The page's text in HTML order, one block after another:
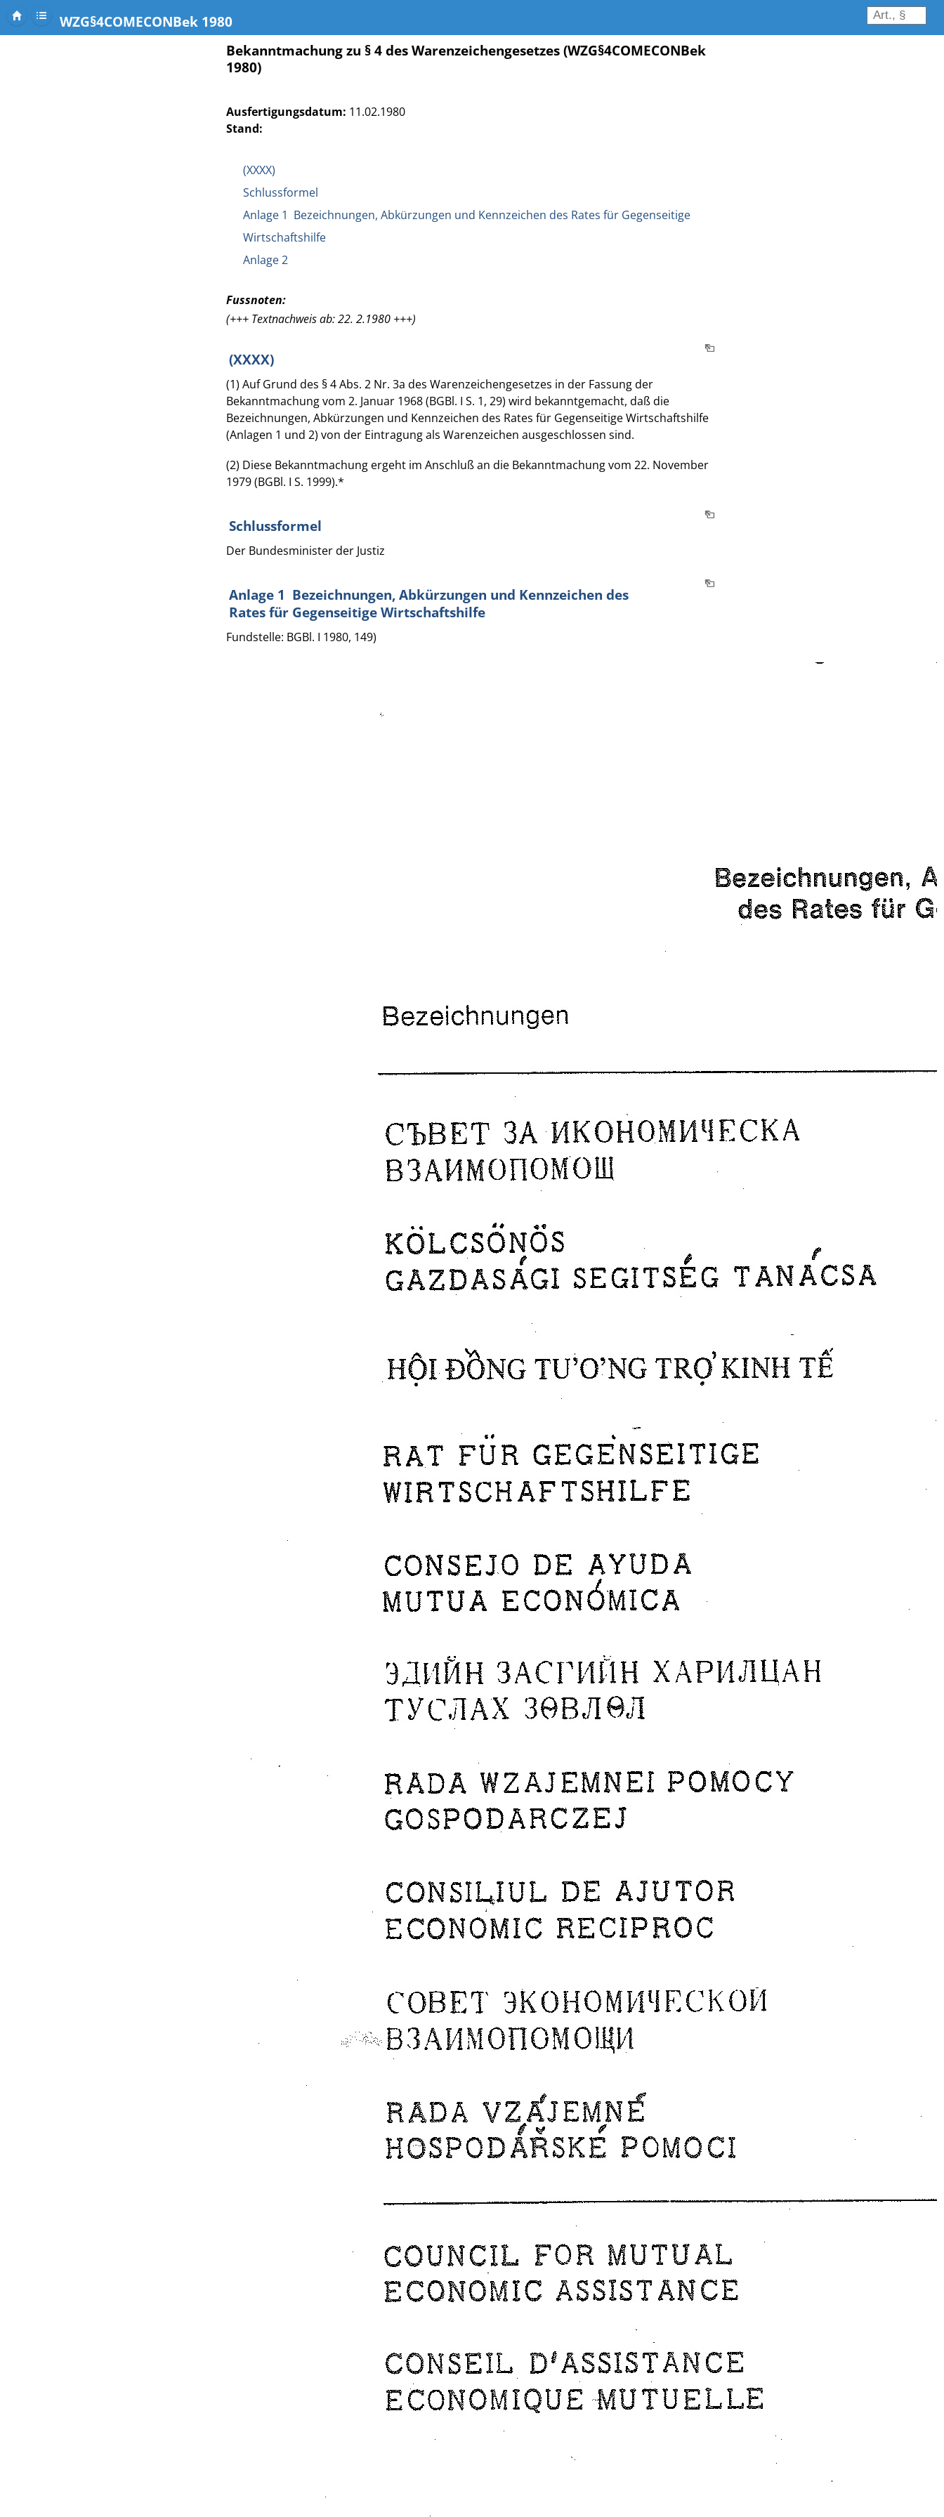
WZG§4COMECONBek 1980
Bekanntmachung zu § 4 des Warenzeichengesetzes (WZG§4COMECONBek
1980)
Ausfertigungsdatum: 11.02.1980
Stand:
(XXXX)
Schlussformel
Anlage 1 Bezeichnungen, Abkürzungen und Kennzeichen des Rates für Gegenseitige
Wirtschaftshilfe
Anlage 2
Fussnoten:
(+++ Textnachweis ab: 22. 2.1980 +++)
(XXXX)
(1) Auf Grund des § 4 Abs. 2 Nr. 3a des Warenzeichengesetzes in der Fassung der
Bekanntmachung vom 2. Januar 1968 (BGBl. I S. 1, 29) wird bekanntgemacht, daß die
Bezeichnungen, Abkürzungen und Kennzeichen des Rates für Gegenseitige Wirtschaftshilfe
(Anlagen 1 und 2) von der Eintragung als Warenzeichen ausgeschlossen sind.
(2) Diese Bekanntmachung ergeht im Anschluß an die Bekanntmachung vom 22. November
1979 (BGBl. I S. 1999).*
Schlussformel
Der Bundesminister der Justiz
Anlage 1 Bezeichnungen, Abkürzungen und Kennzeichen des
Rates für Gegenseitige Wirtschaftshilfe
Fundstelle: BGBl. I 1980, 149)